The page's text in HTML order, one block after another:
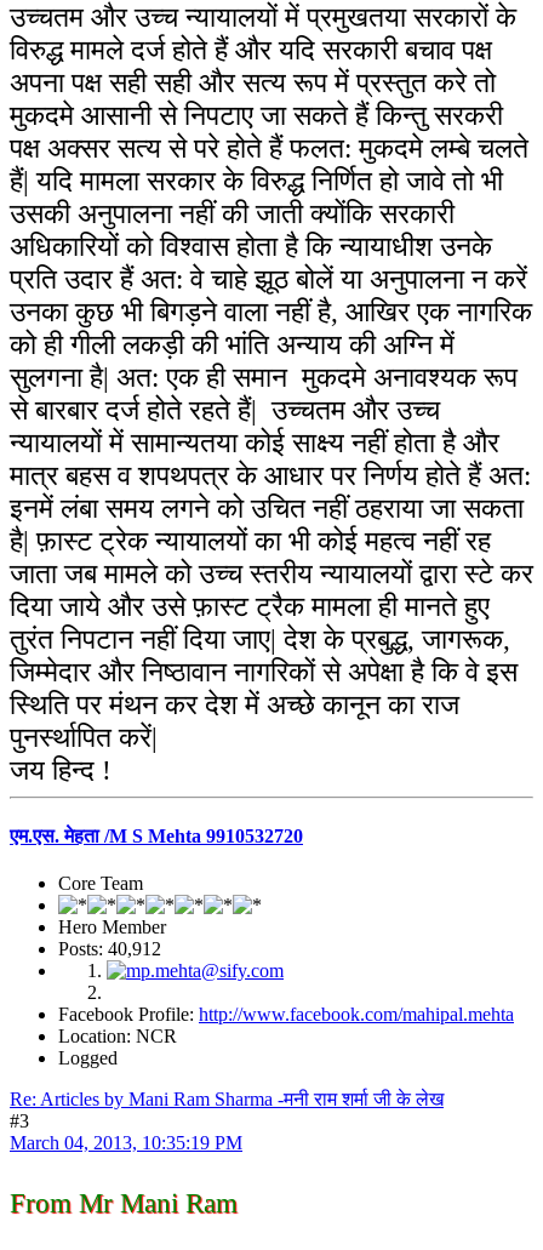
उच्चतम और उच्च न्यायालयों में प्रमुखतया सरकारों के
विरुद्ध मामले दर्ज होते हैं और यदि सरकारी बचाव पक्ष
अपना पक्ष सही सही और सत्य रूप में प्रस्तुत करे तो
मुकदमे आसानी से निपटाए जा सकते हैं किन्तु सरकरी
पक्ष अक्सर सत्य से परे होते हैं फलत: मुकदमे लम्बे चलते
हैं| यदि मामला सरकार के विरुद्ध निर्णित हो जावे तो भी
उसकी अनुपालना नहीं की जाती क्योंकि सरकारी
अधिकारियों को विश्वास होता है कि न्यायाधीश उनके
प्रति उदार हैं अत: वे चाहे झूठ बोलें या अनुपालना न करें
उनका कुछ भी बिगड़ने वाला नहीं है, आखिर एक नागरिक
को ही गीली लकड़ी की भांति अन्याय की अग्नि में
सुलगना है| अत: एक ही समान मुकदमे अनावश्यक रूप
से बारबार दर्ज होते रहते हैं| उच्चतम और उच्च
न्यायालयों में सामान्यतया कोई साक्ष्य नहीं होता है और
मात्र बहस व शपथपत्र के आधार पर निर्णय होते हैं अत:
इनमें लंबा समय लगने को उचित नहीं ठहराया जा सकता
है| फ़ास्ट ट्रेक न्यायालयों का भी कोई महत्व नहीं रह
जाता जब मामले को उच्च स्तरीय न्यायालयों द्वारा स्टे कर
दिया जाये और उसे फ़ास्ट ट्रैक मामला ही मानते हुए
तुरंत निपटान नहीं दिया जाए| देश के प्रबुद्ध, जागरूक,
जिम्मेदार और निष्ठावान नागरिकों से अपेक्षा है कि वे इस
स्थिति पर मंथन कर देश में अच्छे कानून का राज
पुनर्स्थापित करें|
जय हिन्द !
एम.एस. मेहता /M S Mehta 9910532720
Core Team
Hero Member
Posts: 40,912
Facebook Profile: http://www.facebook.com/mahipal.mehta
Location: NCR
Logged
Re: Articles by Mani Ram Sharma -मनी राम शर्मा जी के लेख
#3
March 04, 2013, 10:35:19 PM
From Mr Mani Ram